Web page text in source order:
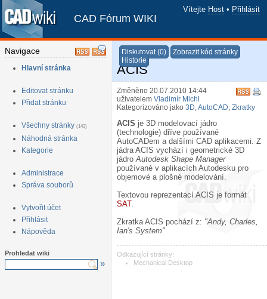
Vítejte Host • Přihlásit
CAD Fórum WIKI
Navigace
Hlavní stránka
Editovat stránku
Přidat stránku
Všechny stránky (143)
Náhodná stránka
Kategorie
Administrace
Správa souborů
Vytvořit účet
Přihlásit
Nápověda
Prohledat wiki
»
Diskutovat (0)
Zobrazit kód stránky
Historie
ACIS
Změněno 20.07.2010 14:44
uživatelem Vladimír Michl
Kategorizováno jako 3D,AutoCAD, Zkratky
ACIS je 3D modelovací jádro
(technologie) dříve používané
AutoCADem a dalšími CAD aplikacemi. Z
jádra ACIS vychází i geometrické 3D
jádroAutodesk Shape Manager
používané v aplikacích Autodesku pro
objemové a plošné modelování.
Textovou reprezentací ACIS je formát
SAT.
Zkratka ACIS pochází z: "Andy, Charles,
Ian's System"
Odkazující stránky:
Mechanical Desktop